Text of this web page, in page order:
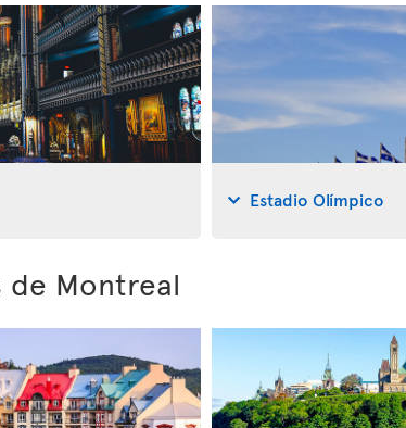
Estadio Olímpico
de Montreal